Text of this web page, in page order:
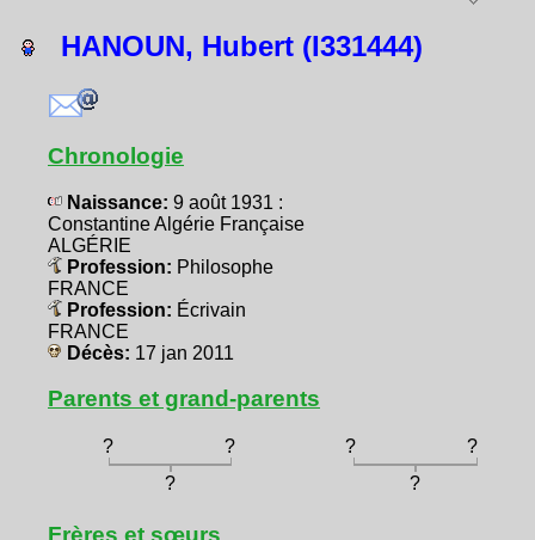
HANOUN, Hubert (I331444)
Chronologie
Naissance: 9 août 1931 :
Constantine Algérie Française
ALGÉRIE
Profession: Philosophe
FRANCE
Profession: Écrivain
FRANCE
Décès: 17 jan 2011
Parents et grand-parents
? ? ?
?
?
?
Frères et sœurs